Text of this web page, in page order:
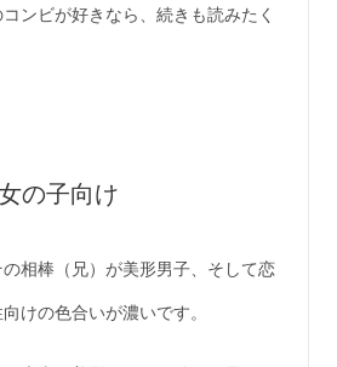
ンビが好きなら、続きも読みたく
の子向け
相棒（兄）が美形男子、そして恋
けの色合いが濃いです。